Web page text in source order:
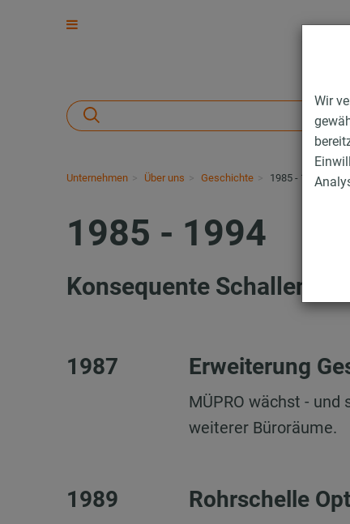
Wir
Unternehmen Über uns Geschichte 1985 - 1994
1985 - 1994
Konsequente
1987 Erweiterung
MÜPRO wächst -
weiterer Büroräume.
1989 Rohrschelle